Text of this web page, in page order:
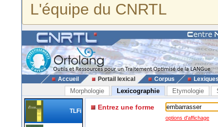
L'équipe du CNRTL
Accueil Portail lexical Corpus
Morphologie Lexicographie Etymologie
TLFi Entrez une forme
options d'affichage